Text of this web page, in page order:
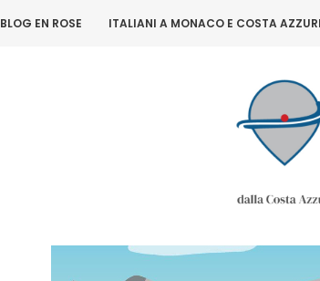
BLOG EN ROSE ITALIANI A MONACO E COSTA